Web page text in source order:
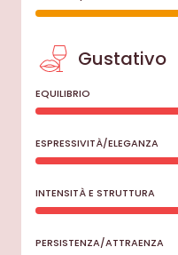
Gustativo
EQUILIBRIO
ESPRESSIVITÀ/ELEGANZA
INTENSITÀ E STRUTTURA
PERSISTENZA/ATTRAENZA